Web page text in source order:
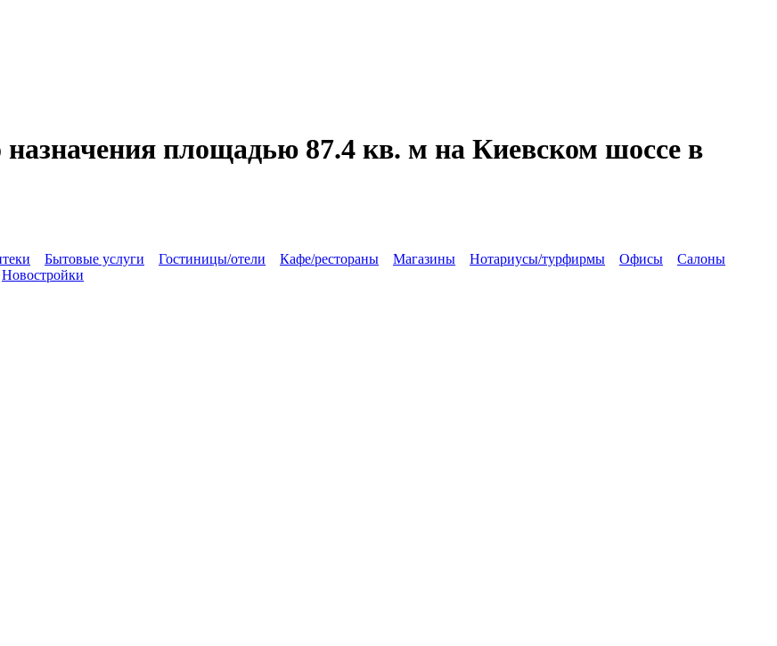
площадью 87.4 кв. м на Киевском шоссе в
Бытовые услуги Гостиницы/отели Кафе/рестораны Магазины Нотариусы/турфирмы Офисы
Салоны
Новостройки